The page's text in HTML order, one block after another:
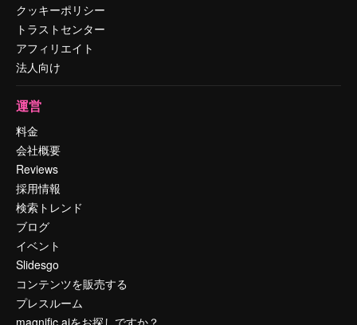
クッキーポリシー
トラストセンター
アフィリエイト
法人向け
運営
料金
会社概要
Reviews
採用情報
検索トレンド
ブログ
イベント
Slidesgo
コンテンツを販売する
プレスルーム
magnific.aiをお探しですか？